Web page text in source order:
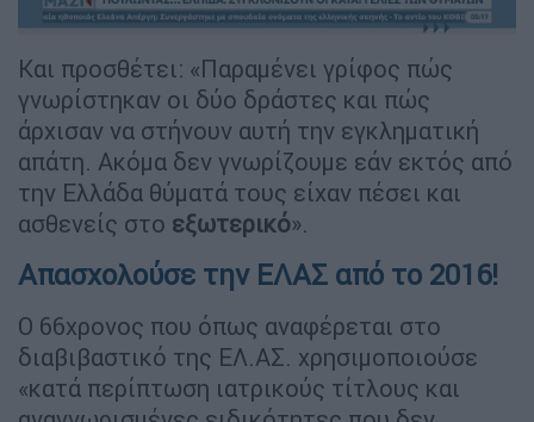
Και προσθέτει: «Παραμένει γρίφος πώς
γνωρίστηκαν οι δύο δράστες και πώς
άρχισαν να στήνουν αυτή την εγκληματική
απάτη. Ακόμα δεν γνωρίζουμε εάν εκτός από
την Ελλάδα θύματά τους είχαν πέσει και
ασθενείς στο εξωτερικό».
Απασχολούσε την ΕΛΑΣ από το 2016!
Ο 66χρονος που όπως αναφέρεται στο
διαβιβαστικό της ΕΛ.ΑΣ. χρησιμοποιούσε
«κατά περίπτωση ιατρικούς τίτλους και